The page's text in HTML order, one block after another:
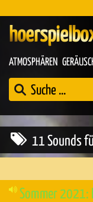
ATMOSPHÄREN
11 Sounds
Sommer 2021: